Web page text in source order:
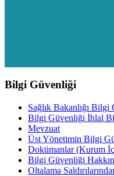
Bilgi Güvenliği
Sağlık Bakanlığı Bilgi
Bilgi Güvenliği İhlal
Mevzuat
Üst Yönetimin Bilgi
Dokümanlar (Kurum
Bilgi Güvenliği
Oltalama